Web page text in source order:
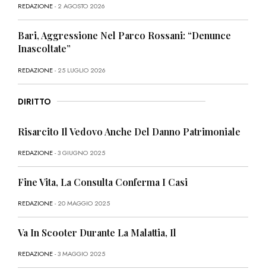
REDAZIONE- 2 AGOSTO 2026
Bari, Aggressione Nel Parco Rossani: “Denunce
Inascoltate”
REDAZIONE- 25 LUGLIO 2026
DIRITTO
Risarcito Il Vedovo Anche Del Danno Patrimoniale
REDAZIONE- 3 GIUGNO 2025
Fine Vita, La Consulta Conferma I Casi
REDAZIONE- 20 MAGGIO 2025
Va In Scooter Durante La Malattia, Il
REDAZIONE- 3 MAGGIO 2025